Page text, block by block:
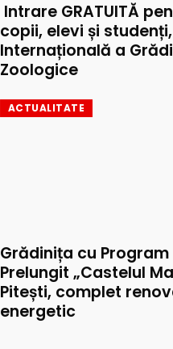
Intrare GRATUITĂ
copii, elevi și
Internațională a
Zoologice
ACTUALITATE
Grădinița cu Program
Prelungit „Castelul
Pitești, complet
energetic